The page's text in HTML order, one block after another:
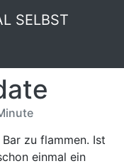
SELBST
zu flammen. Ist
einmal ein